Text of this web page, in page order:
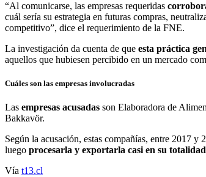
“Al comunicarse, las empresas requeridas
cuál sería su estrategia en futuras compras,
competitivo”, dice el requerimiento de la FNE.
La investigación da cuenta de que esta práctica
aquellos que hubiesen percibido en un mercado
Cuáles son las empresas involucradas
Las empresas acusadas son Elaboradora de
Bakkavör.
Según la acusación, estas compañías, entre 2017 y
luego procesarla y exportarla casi en su
Vía t13.cl